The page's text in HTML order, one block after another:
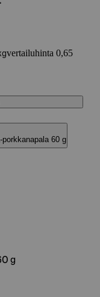
vertailuhinta 0,65
60 g
g